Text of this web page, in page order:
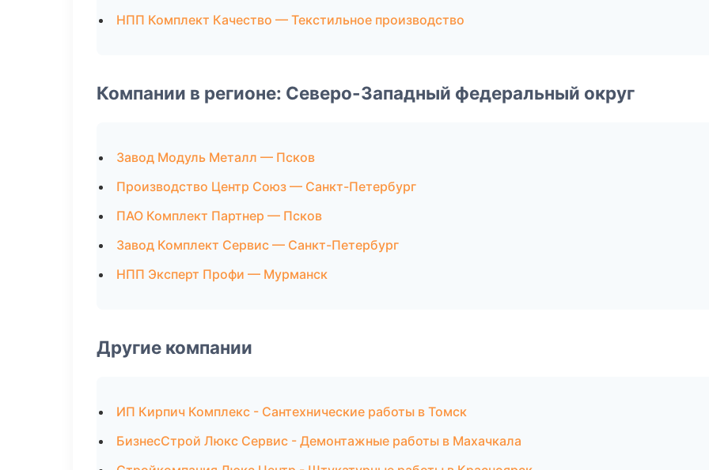
НПП Комплект Качество — Текстильное производство
Компании в регионе: Северо-Западный федеральный округ
Завод Модуль Металл — Псков
Производство Центр Союз — Санкт-Петербург
ПАО Комплект Партнер — Псков
Завод Комплект Сервис — Санкт-Петербург
НПП Эксперт Профи — Мурманск
Другие компании
ИП Кирпич Комплекс - Сантехнические работы в Томск
БизнесСтрой Люкс Сервис - Демонтажные работы в Махачкала